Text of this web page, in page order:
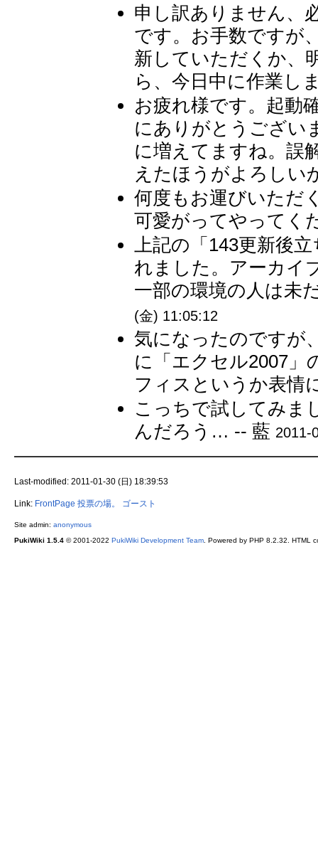
申し訳ありません、
です。お手数ですが
新していただくか、
ら、今日中に作業
お疲れ様です。起動
にありがとうござい
に増えてますね。誤
えたほうがよろしい
何度もお運びいただ
可愛がってやってく
上記の「143更新後
れました。アーカイ
一部の環境の人は未
(金) 11:05:12
気になったのですが
に「エクセル2007」
フィスというか表
こっちで試してみま
んだろう… -- 藍 2011-
Last-modified: 2011-01-30 (日) 18:39:53
Link: FrontPage 投票の場。 ゴースト
Site admin: anonymous
PukiWiki 1.5.4© 2001-2022 PukiWiki Development Team. Powered by PHP 8.2.32. HTML